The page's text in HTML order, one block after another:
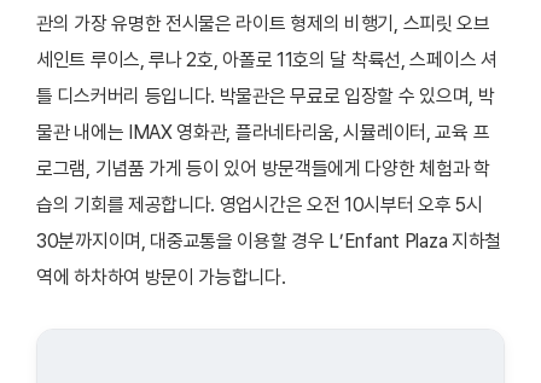
관의 가장 유명한 전시물은 라이트 형제의 비행기, 스피릿 오브
세인트 루이스, 루나 2호, 아폴로 11호의 달 착륙선, 스페이스 셔
틀 디스커버리 등입니다. 박물관은 무료로 입장할 수 있으며, 박
물관 내에는 IMAX 영화관, 플라네타리움, 시뮬레이터, 교육 프
로그램, 기념품 가게 등이 있어 방문객들에게 다양한 체험과 학
습의 기회를 제공합니다. 영업시간은 오전 10시부터 오후 5시
30분까지이며, 대중교통을 이용할 경우 L’Enfant Plaza 지하철
역에 하차하여 방문이 가능합니다.